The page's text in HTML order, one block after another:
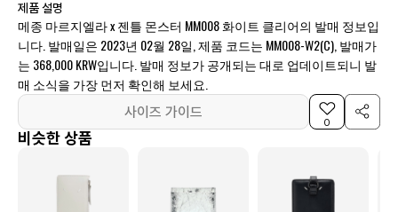
제품 설명
메종 마르지엘라 x 젠틀 몬스터 MM008 화이트 클리어의 발매 정보입
니다. 발매일은 2023년 02월 28일, 제품 코드는 MM008-W2(C), 발매가
는 368,000 KRW입니다. 발매 정보가 공개되는 대로 업데이트되니 발
매 소식을 가장 먼저 확인해 보세요.
사이즈 가이드
0
비슷한 상품